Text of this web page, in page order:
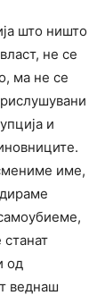
што ништо
не се
ма не се
и
име,
од
веднаш